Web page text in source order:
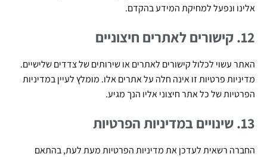
אלינו ונפעל למחיקת המידע בהקדם.
12. קישורים לאתרים חיצוניים
האתר עשוי לכלול קישורים לאתרים או שירותים של צדדים שלישיים.
מדיניות פרטיות זו אינה חלה על אתרים אלו. מומלץ לעיין במדיניות
הפרטיות של כל אתר חיצוני אליו הנך מגיע.
13. שינויים במדיניות הפרטיות
החברה רשאית לעדכן את מדיניות הפרטיות מעת לעת, בהתאם